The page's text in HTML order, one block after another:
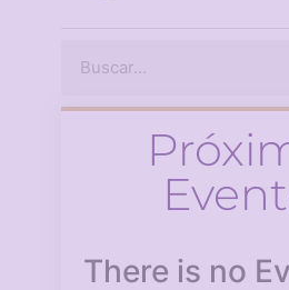
There is no